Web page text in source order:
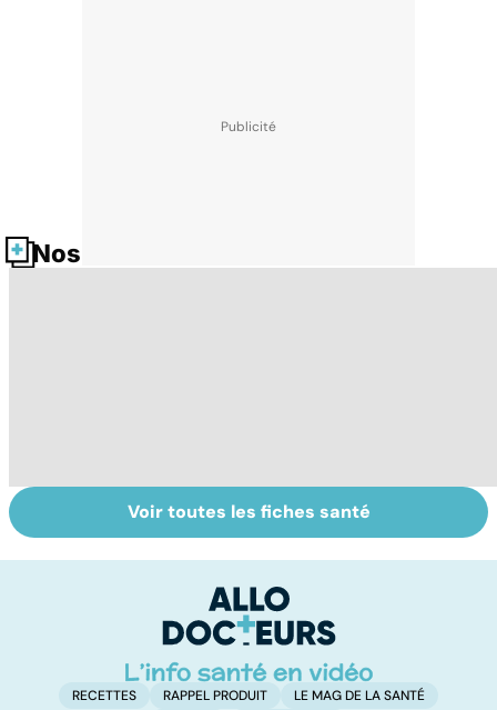
Nos fiches santé
Le tramadol, un
médicament à
Nécrose : quand
les tissus
Voir toutes les fiches santé
RECETTES RAPPEL PRODUIT LE MAG DE LA SANTÉ